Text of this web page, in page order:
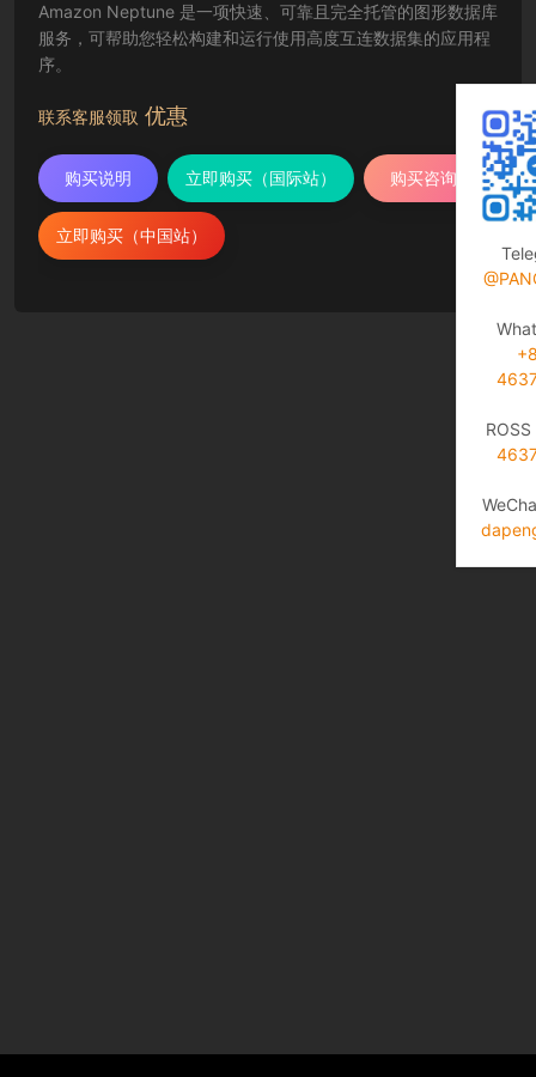
Amazon Neptune 是一项快速、可靠且完全托管的图形数据库
服务，可帮助您轻松构建和运行使用高度互连数据集的应用程
序。
联系客服领取 优惠
购买说明 立即购买（国际站） 购买咨询
立即购买（中国站）